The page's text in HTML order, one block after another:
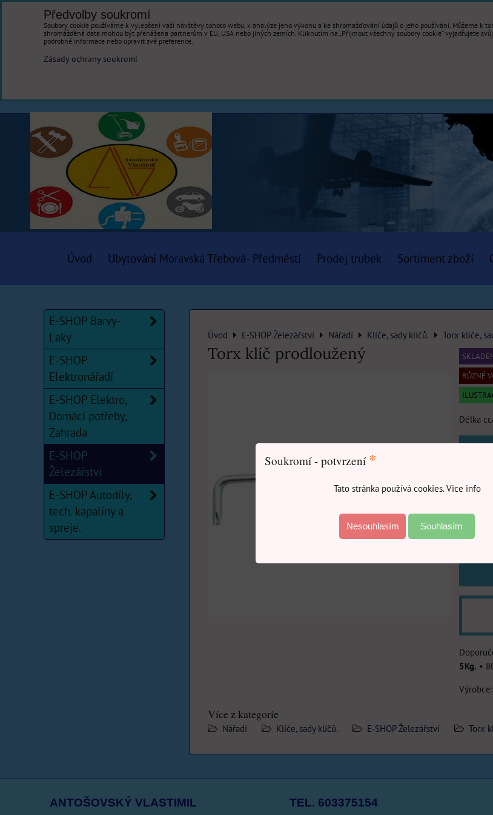
Úvod Ubytování Moravská Třebová- Předměstí Prodej trubek Sortiment zboží
Úvod E-SHOP Železářství Nářadí Klíče, sady klíčů. Torx klíče,
Torx klíč prodloužený
RŮZNÉ
Délka
velikost
5Kg. •
Výrobce:
Více z kategorie
Nářadí Klíče, sady klíčů. E-SHOP Železářství Torx
E-SHOP Barvy-
Laky
E-SHOP
Elektronářadí
E-SHOP Elektro,
Domácí potřeby,
Zahrada
E-SHOP
Železářství
E-SHOP Autodíly,
tech. kapaliny a
spreje.
ANTOŠOVSKÝ VLASTIMIL TEL. 603375154
Předvolby soukromí
Soubory cookie používáme k vylepšení vaší návštěvy tohoto webu, k analýze jeho výkonu a ke shromažďování údajů o jeho používání. Můžeme k
shromážděná data mohou být přenášena partnerům v EU, USA nebo jiných zemích. Kliknutím na „Přijmout všechny soubory cookie“ vyjadřujete
podrobné informace nebo upravit své preference.
Zásady ochrany soukromí
Soukromí - potvrzení *
Tato stránka používá cookies. Vice info
Nesouhlasím Souhlasím